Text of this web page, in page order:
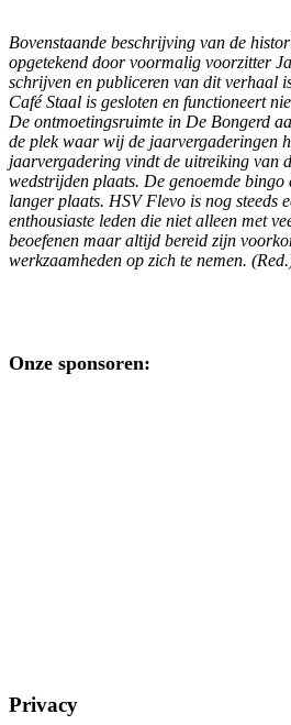
Bovenstaande beschrijving van de
opgetekend door voormalig voorzitter
schrijven en publiceren van dit verhaal
Café Staal is gesloten en functioneert
De ontmoetingsruimte in De Bongerd
de plek waar wij de jaarvergaderingen
jaarvergadering vindt de uitreiking van
wedstrijden plaats. De genoemde bingo
langer plaats. HSV Flevo is nog steeds
enthousiaste leden die niet alleen met
beoefenen maar altijd bereid zijn
werkzaamheden op zich te nemen.
Onze sponsoren:
Privacy